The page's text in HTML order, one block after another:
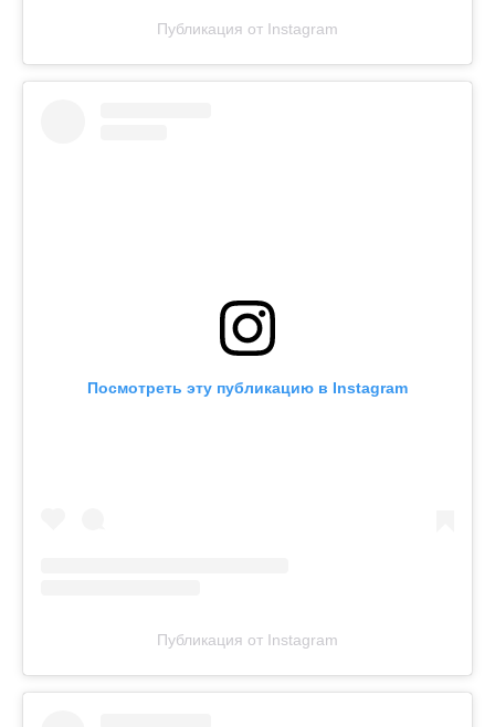
Публикация от Instagram
Посмотреть эту публикацию в Instagram
Публикация от Instagram